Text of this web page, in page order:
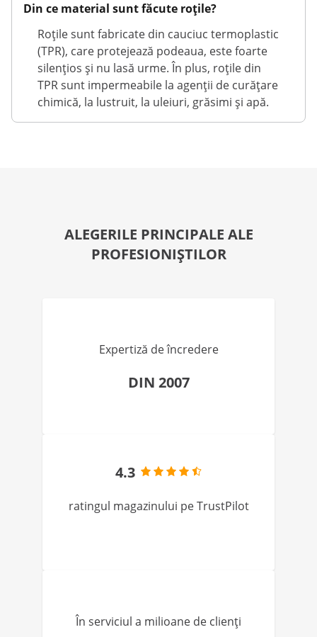
Din ce material sunt făcute roțile?
Roțile sunt fabricate din cauciuc termoplastic
(TPR), care protejează podeaua, este foarte
silențios și nu lasă urme. În plus, roțile din
TPR sunt impermeabile la agenții de curățare
chimică, la lustruit, la uleiuri, grăsimi și apă.
ALEGERILE PRINCIPALE ALE
PROFESIONIȘTILOR
Expertiză de încredere
DIN 2007
4.3
ratingul magazinului pe TrustPilot
În serviciul a milioane de clienți